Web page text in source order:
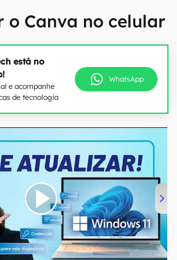
o Canva no celular
está no
e acompanhe
de tecnologia
WhatsApp